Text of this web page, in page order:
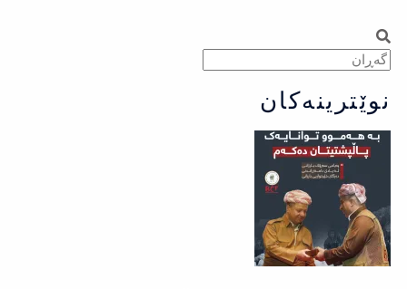
Search
Search
نوێترینەکان